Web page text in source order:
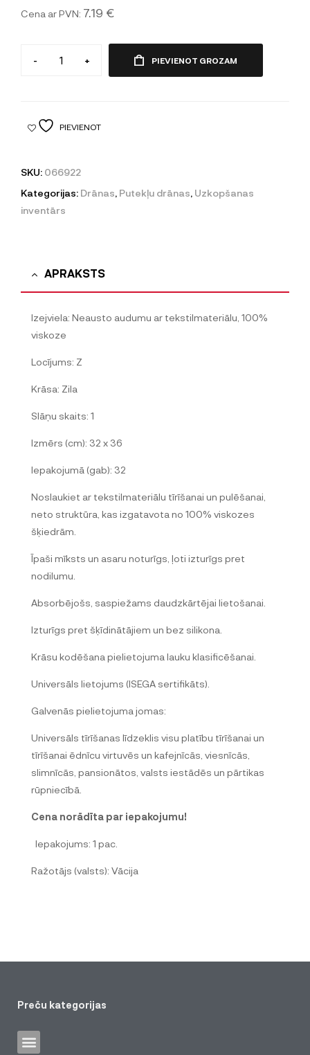
Cena ar PVN: 7.19 €
- + PIEVIENOT GROZAM
PIEVIENOT
SKU: 066922
Kategorijas: Drānas, Putekļu drānas, Uzkopšanas
inventārs
APRAKSTS
Izejviela: Neausto audumu ar tekstilmateriālu, 100%
viskoze
Locījums: Z
Krāsa: Zila
Slāņu skaits: 1
Izmērs (cm): 32 x 36
Iepakojumā (gab): 32
Noslaukiet ar tekstilmateriālu tīrīšanai un pulēšanai,
neto struktūra, kas izgatavota no 100% viskozes
šķiedrām.
Īpaši mīksts un asaru noturīgs, ļoti izturīgs pret
nodilumu.
Absorbējošs, saspiežams daudzkārtējai lietošanai.
Izturīgs pret šķīdinātājiem un bez silikona.
Krāsu kodēšana pielietojuma lauku klasificēšanai.
Universāls lietojums (ISEGA sertifikāts).
Galvenās pielietojuma jomas:
Universāls tīrīšanas līdzeklis visu platību tīrīšanai un
tīrīšanai ēdnīcu virtuvēs un kafejnīcās, viesnīcās,
slimnīcās, pansionātos, valsts iestādēs un pārtikas
rūpniecībā.
Cena norādīta par iepakojumu!
Iepakojums: 1 pac.
Ražotājs (valsts): Vācija
Preču kategorijas